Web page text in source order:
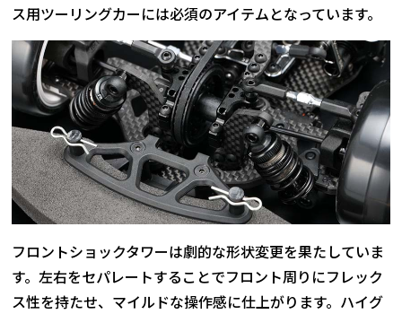
ス用ツーリングカーには必須のアイテムとなっています。
フロントショックタワーは劇的な形状変更を果たしていま
す。左右をセパレートすることでフロント周りにフレック
ス性を持たせ、マイルドな操作感に仕上がります。ハイグ